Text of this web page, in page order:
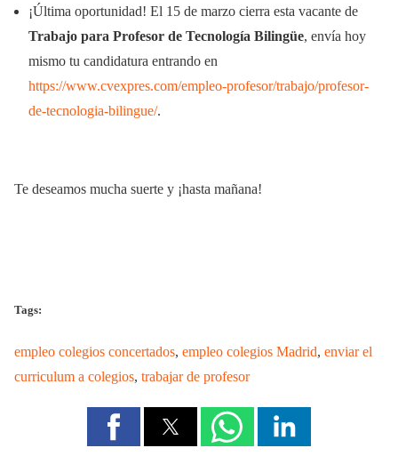
¡Última oportunidad! El 15 de marzo cierra esta vacante de
Trabajo para Profesor de Tecnología Bilingüe, envía hoy
mismo tu candidatura entrando en
https://www.cvexpres.com/empleo-profesor/trabajo/profesor-
de-tecnologia-bilingue/.
Te deseamos mucha suerte y ¡hasta mañana!
Tags:
empleo colegios concertados, empleo colegios Madrid, enviar el
curriculum a colegios, trabajar de profesor